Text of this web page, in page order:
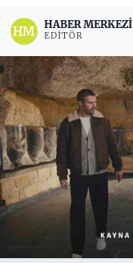
HABER MERKEZI
EDITÖR